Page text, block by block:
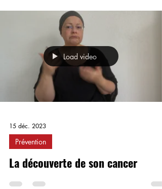
Load video
15 déc. 2023
Prévention
La découverte de son cancer